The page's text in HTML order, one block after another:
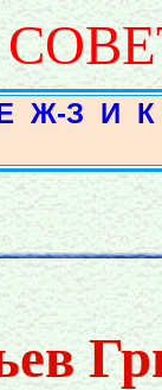
Ж-З И К